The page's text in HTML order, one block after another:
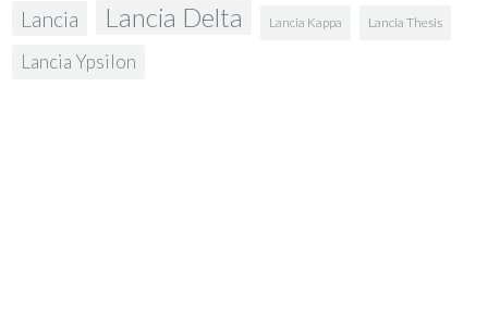
Lancia Lancia Delta Lancia Kappa Lancia Thesis
Lancia Ypsilon